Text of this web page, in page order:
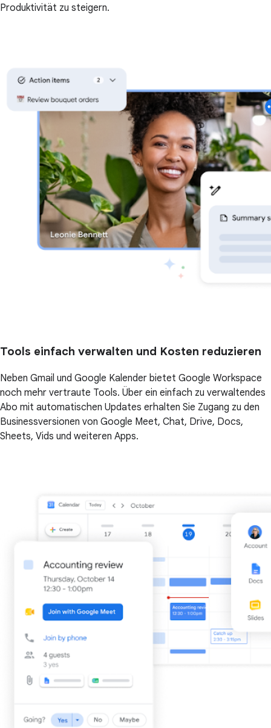
Produktivität zu steigern.
Tools einfach verwalten und Kosten reduzieren
Neben Gmail und Google Kalender bietet Google Workspace
noch mehr vertraute Tools. Über ein einfach zu verwaltendes
Abo mit automatischen Updates erhalten Sie Zugang zu den
Businessversionen von Google Meet, Chat, Drive, Docs,
Sheets, Vids und weiteren Apps.